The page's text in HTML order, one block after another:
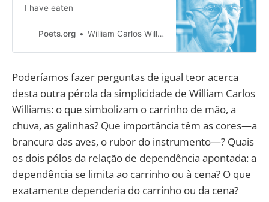
I have eaten
Poets.org William Carlos Williams
Poderíamos fazer perguntas de igual teor acerca
desta outra pérola da simplicidade de William Carlos
Williams: o que simbolizam o carrinho de mão, a
chuva, as galinhas? Que importância têm as cores—a
brancura das aves, o rubor do instrumento—? Quais
os dois pólos da relação de dependência apontada: a
dependência se limita ao carrinho ou à cena? O que
exatamente dependeria do carrinho ou da cena?